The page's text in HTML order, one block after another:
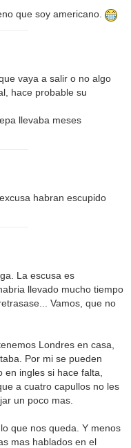
que soy americano.
vaya a salir o no algo
hace probable su
llevaba meses
habran escupido
La escusa es
llevado mucho tiempo
Vamos, que no
Londres en casa,
Por mi se pueden
ingles si hace falta,
a cuatro capullos no les
un poco mas.
que nos queda. Y menos
mas hablados en el